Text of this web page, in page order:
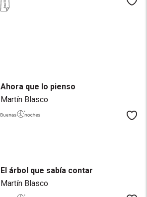
Ahora que lo pienso
Martín Blasco
El árbol que sabía contar
Martín Blasco